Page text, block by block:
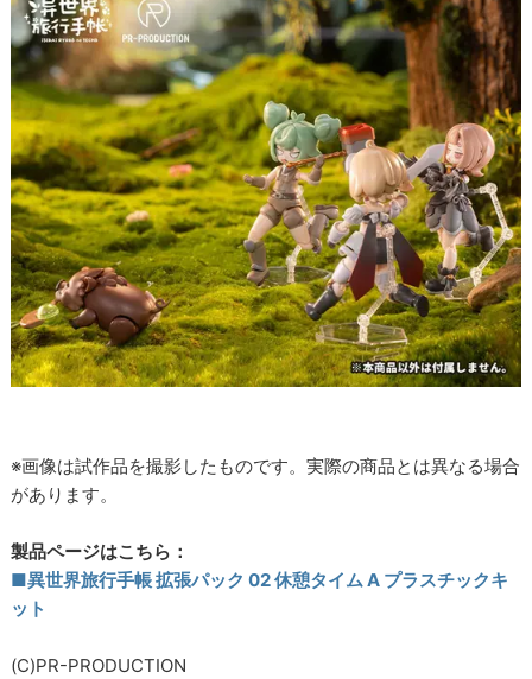
※画像は試作品を撮影したものです。実際の商品とは異なる場合
があります。
製品ページはこちら：
■異世界旅行手帳 拡張パック 02 休憩タイム A プラスチックキ
ット
(C)PR-PRODUCTION